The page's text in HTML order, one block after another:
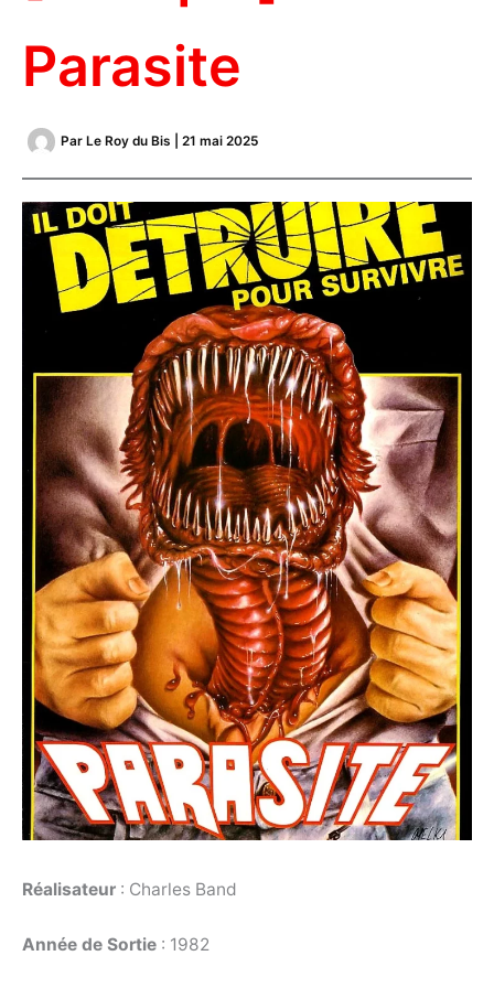
Parasite
Par Le Roy du Bis 21 mai 2025
Réalisateur : Charles Band
Année de Sortie : 1982